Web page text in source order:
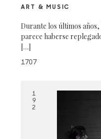
ART & MUSIC
Durante los últimos
parece haberse
[…]
1707
1
9
2